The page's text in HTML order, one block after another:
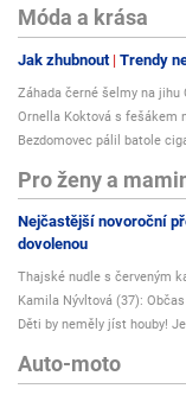
Móda a krása
Jak zhubnout Trendy
Záhada černé šelmy na jihu
Ornella Koktová s fešákem
Bezdomovec pálil batole
Pro ženy a
Nejčastější novoroční
dovolenou
Thajské nudle s červeným
Kamila Nývltová (37):
Děti by neměly jíst houby!
Auto-moto